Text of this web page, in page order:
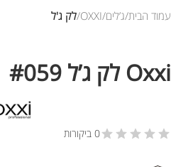
עמוד הבית ג’לים OXXI לק ג'ל
Oxxi לק ג’ל #059
0 ביקורות